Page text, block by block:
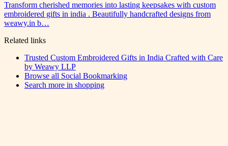
Transform cherished memories into lasting keepsakes with custom
embroidered gifts in india . Beautifully handcrafted designs from
weawy.in b…
Related links
Trusted Custom Embroidered Gifts in India Crafted with Care
by Weawy LLP
Browse all Social Bookmarking
Search more in shopping